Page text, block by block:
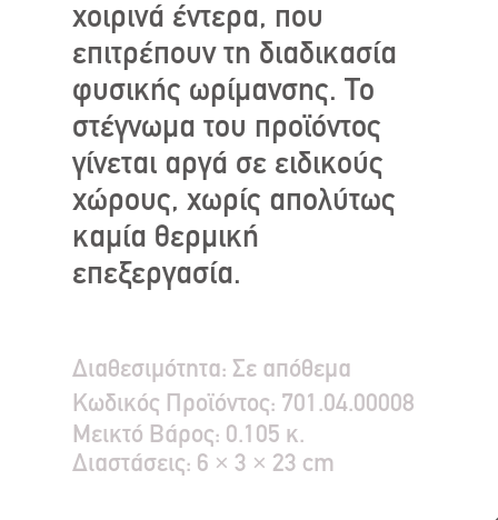
χοιρινά έντερα, που
επιτρέπουν τη διαδικασία
φυσικής ωρίμανσης. Το
στέγνωμα του προϊόντος
γίνεται αργά σε ειδικούς
χώρους, χωρίς απολύτως
καμία θερμική
επεξεργασία.
Διαθεσιμότητα: Σε απόθεμα
Κωδικός Προϊόντος: 701.04.00008
Μεικτό Bάρος: 0.105 κ.
Διαστάσεις: 6 × 3 × 23 cm